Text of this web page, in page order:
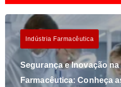
Indústria Farmacêutica
Segurança e Inovação
Farmacêutica: Conheça